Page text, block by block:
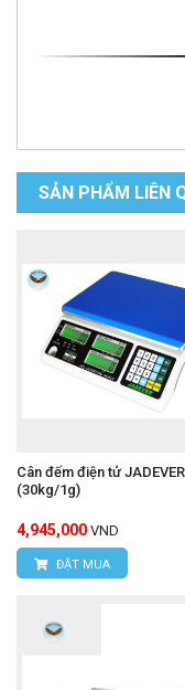
SẢN PHẨM LIÊN
Cân đếm điện tử
(30kg/1g)
4,945,000 VND
ĐẶT MUA